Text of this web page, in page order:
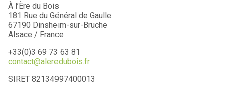
À l’Ère du Bois
181 Rue du Général de Gaulle
67190 Dinsheim-sur-Bruche
Alsace / France
+33(0)3 69 73 63 81
contact@aleredubois.fr
SIRET 82134997400013